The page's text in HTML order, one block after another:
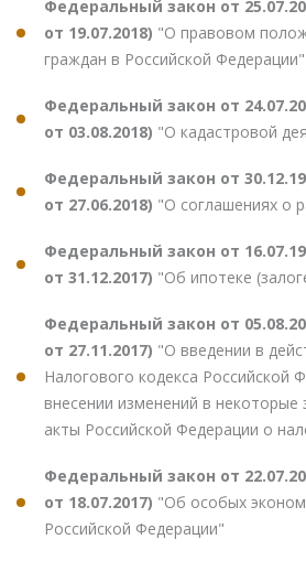
Федеральный закон от
от 19.07.2018) "О правовом
граждан в Российской Федерации"
Федеральный закон от
от 03.08.2018) "О кадастровой
Федеральный закон от
от 27.06.2018) "О соглашениях о
Федеральный закон от
от 31.12.2017) "Об ипотеке
Федеральный закон от
от 27.11.2017) "О введении в
Налогового кодекса Российской
внесении изменений в некоторые
акты Российской Федерации о
Федеральный закон от
от 18.07.2017) "Об особых
Российской Федерации"